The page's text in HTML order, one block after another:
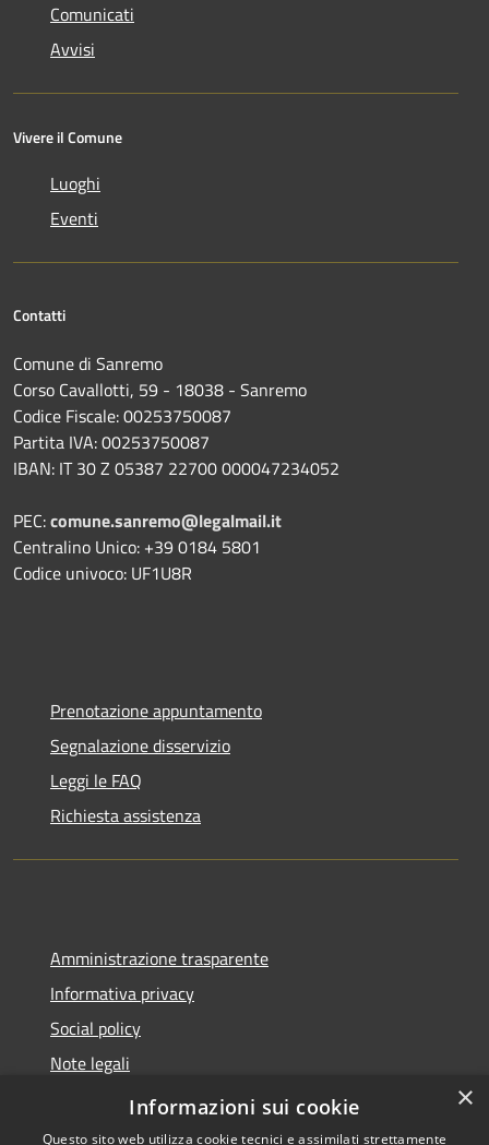
Comunicati
Avvisi
Vivere il Comune
Luoghi
Eventi
Contatti
Comune di Sanremo
Corso Cavallotti, 59 - 18038 - Sanremo
Codice Fiscale: 00253750087
Partita IVA: 00253750087
IBAN: IT 30 Z 05387 22700 000047234052
PEC:comune.sanremo@legalmail.it
Centralino Unico: +39 0184 5801
Codice univoco: UF1U8R
Prenotazione appuntamento
Segnalazione disservizio
Leggi le FAQ
Richiesta assistenza
Amministrazione trasparente
Informativa privacy
Social policy
Note legali
Dichiarazione di accessibilità
×
Informazioni sui cookie
Questo sito web utilizza cookie tecnici e assimilati strettamente